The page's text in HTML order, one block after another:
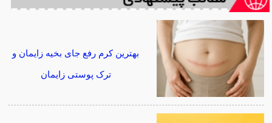
بهترین کرم رفع جای بخیه زایمان و
ترک پوستی زایمان